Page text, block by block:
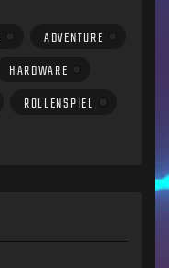
ADVENTURE
HARDWARE
ROLLENSPIEL